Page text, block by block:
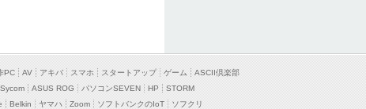
PC AV アキバ スマホ スタートアップ ゲーム
ASCII倶楽部
Sycom ASUS ROG パソコンSEVEN HP
STORM
Belkin ヤマハ Zoom ソフトバンクのIoT
ソフクリ